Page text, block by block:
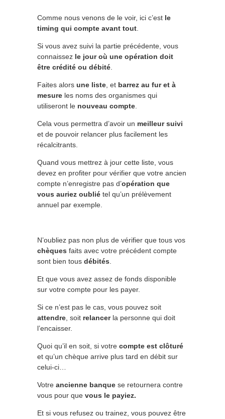
Comme nous venons de le voir, ici c’est le
timing qui compte avant tout.
Si vous avez suivi la partie précédente, vous
connaissez le jour où une opération doit
être crédité ou débité.
Faites alors une liste, et barrez au fur et à
mesure les noms des organismes qui
utiliseront le nouveau compte.
Cela vous permettra d’avoir un meilleur suivi
et de pouvoir relancer plus facilement les
récalcitrants.
Quand vous mettrez à jour cette liste, vous
devez en profiter pour vérifier que votre ancien
compte n’enregistre pas d’opération que
vous auriez oublié tel qu’un prélèvement
annuel par exemple.
N’oubliez pas non plus de vérifier que tous vos
chèques faits avec votre précédent compte
sont bien tous débités.
Et que vous avez assez de fonds disponible
sur votre compte pour les payer.
Si ce n’est pas le cas, vous pouvez soit
attendre, soit relancerla personne qui doit
l’encaisser.
Quoi qu’il en soit, si votre compte est clôturé
et qu’un chèque arrive plus tard en débit sur
celui-ci…
Votre ancienne banque se retournera contre
vous pour que vous le payiez.
Et si vous refusez ou trainez, vous pouvez être